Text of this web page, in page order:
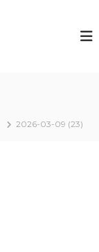
2026-03-09 (23)